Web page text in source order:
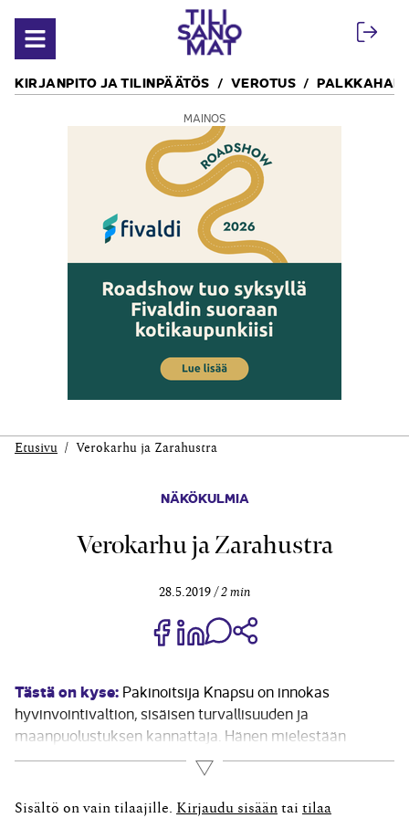
Avaa valikko
KIRJANPITO JA TILINPÄÄTÖS VEROTUS
MAINOS
Etusivu Verokarhu ja Zarahustra
NÄKÖKULMIA
Verokarhu ja Zarahustra
28.5.2019 2 min
Jaa Share on Facebook
Jaa Share on LinkedIn
Jaa WhatsApp-viestinä
Tästä on kyse: Pakinoitsija Knapsu on innokas
hyvinvointivaltion, sisäisen turvallisuuden ja
maanpuolustuksen kannattaja. Hänen mielestään
esimerkiksi ilmainen laadukas koulutus, ensiluokkainen
terveydenhuolto kaikille, poliisi myös syrjäkylillä ja
laadukkaat länsimaiset monitoimihävittäjät ovat kaikki
Lue lisää
Sisältö on vain tilaajille. Kirjaudu sisään tai tilaa